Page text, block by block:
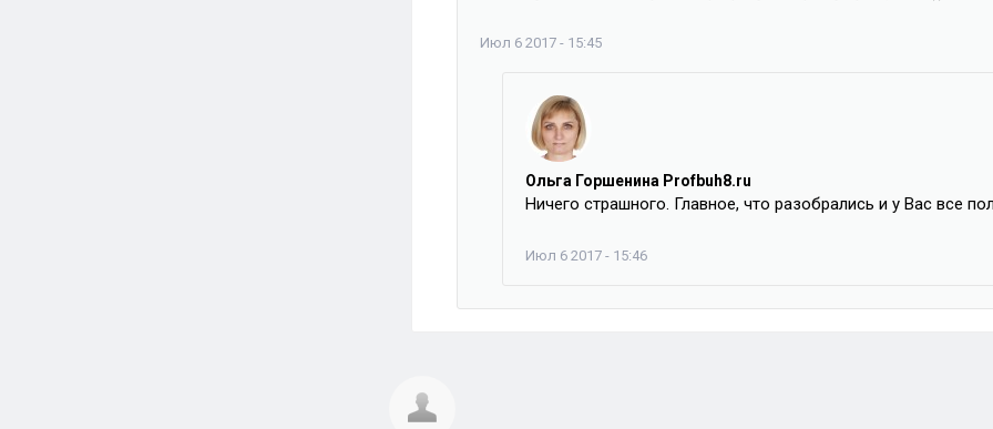
Июл 6 2017 - 15:45
Ольга Горшенина Profbuh8.ru
Ничего страшного. Главное, что разобрались и у Вас все
Июл 6 2017 - 15:46